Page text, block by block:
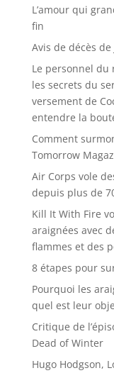
L’amour qui
fin
Avis de décès
Le personnel du
les secrets du
versement de
entendre la
Comment
Tomorrow
Air Corps vole
depuis plus de
Kill It With Fire
araignées avec
flammes et des
8 étapes pour
Pourquoi les
quel est leur
Critique de
Dead of Winter
Hugo Hodgson,